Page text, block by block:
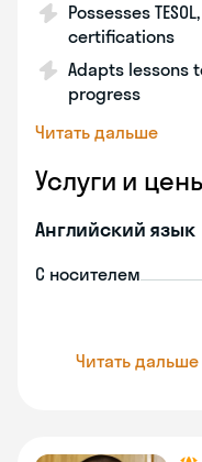
Possesses
certifications
Adapts lessons
progress
Читать дальше
Услуги и
Английский язык
С носителем
Читать дальше